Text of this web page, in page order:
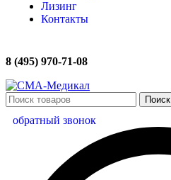
Лизинг
Контакты
8 (495) 970-71-08
Поиск
обратный звонок